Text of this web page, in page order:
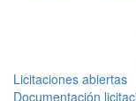
Licitaciones abiertas
Documentación